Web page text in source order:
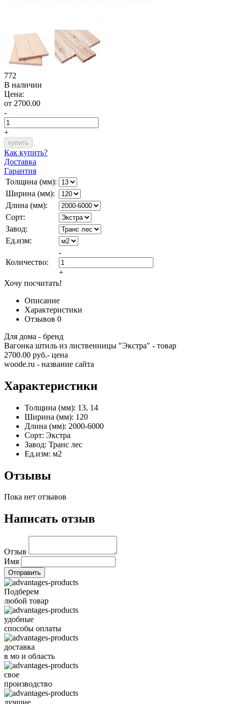
772
В наличии
Цена:
от 2700.00
-
+
Как купить?
Доставка
Гарантия
Толщина (мм):
Ширина (мм):
Длина (мм):
Сорт:
Завод:
Ед.изм:
Количество:
-
+
Хочу посчитать!
Описание
Характеристики
Отзывов 0
Для дома - бренд
Вагонка штиль из лиственницы "Экстра" - товар
2700.00 руб.- цена
woode.ru - название сайта
Характеристики
Толщина (мм): 13, 14
Ширина (мм): 120
Длина (мм): 2000-6000
Сорт: Экстра
Завод: Транс лес
Ед.изм: м2
Отзывы
Пока нет отзывов
Написать отзыв
Отзыв
Имя
Подберем
любой товар
удобные
способы оплаты
доставка
в мо и область
свое
производство